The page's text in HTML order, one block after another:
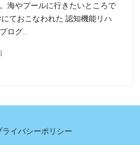
海やプールに行きたいところで
ておこなわれた 認知機能リハ
ログ…
ライバシーポリシー